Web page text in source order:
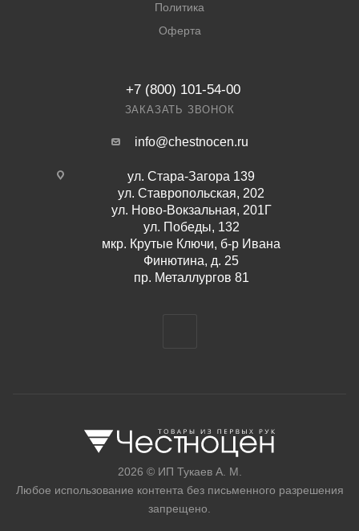
Политика
Оферта
+7 (800) 101-54-00
ЗАКАЗАТЬ ЗВОНОК
info@chestnocen.ru
ул. Стара-Загора 139
ул. Ставропольская, 202
ул. Ново-Вокзальная, 201Г
ул. Победы, 132
мкр. Крутые Ключи, б-р Ивана
Финютина, д. 25
пр. Металлургов 81
2026 © ИП Тукаев А. М.
Любое использование контента без письменного разрешения
запрещено.